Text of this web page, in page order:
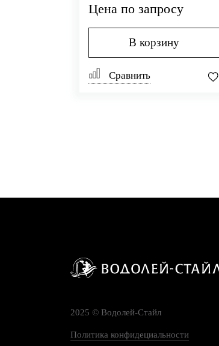
Цена по запросу
В корзину
Сравнить
2025 © Водолей-Cтайл
Политика конфидециальности